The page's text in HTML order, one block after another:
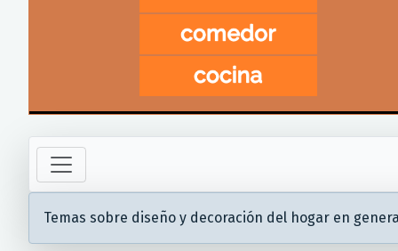
Temas sobre diseño y decoración del hogar en